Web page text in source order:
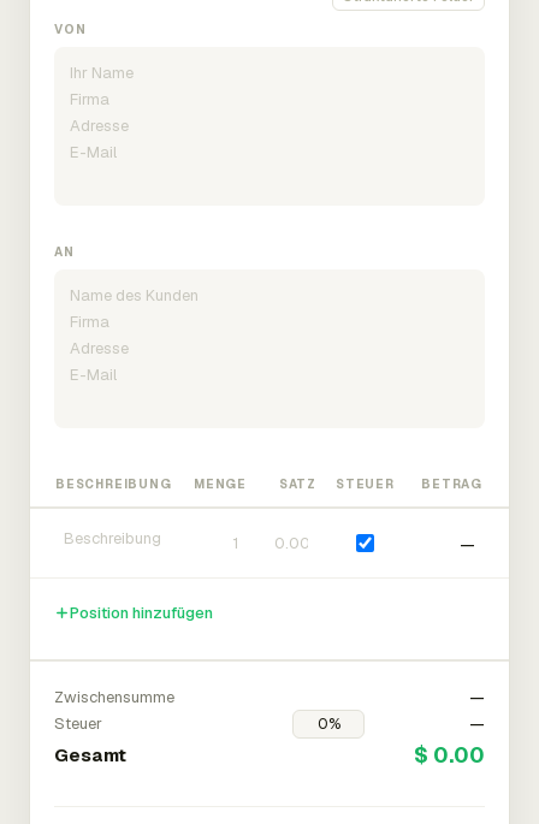
VON
AN
BESCHREIBUNG MENGE SATZ STEUER BETRAG
—
Position hinzufügen
Zwischensumme
—
Steuer
—
Gesamt $ 0.00